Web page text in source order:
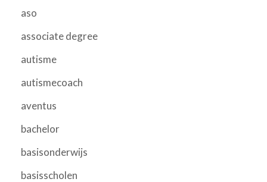
aso
associate degree
autisme
autismecoach
aventus
bachelor
basisonderwijs
basisscholen